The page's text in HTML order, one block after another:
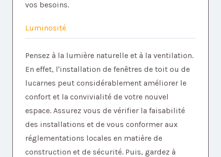
vos besoins.
Luminosité
Pensez à la lumière naturelle et à la ventilation.
En effet, l'installation de fenêtres de toit ou de
lucarnes peut considérablement améliorer le
confort et la convivialité de votre nouvel
espace. Assurez vous de vérifier la faisabilité
des installations et de vous conformer aux
réglementations locales en matière de
construction et de sécurité. Puis, gardez à